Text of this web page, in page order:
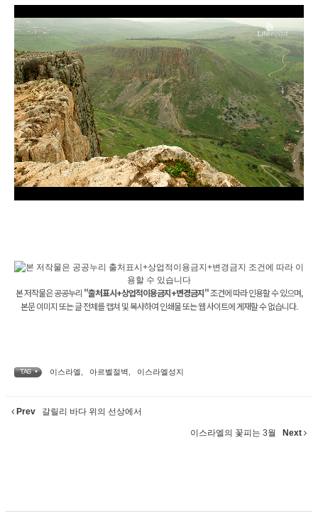
본 저작물은 공공누리 "출처표시+상업적이용금지+변경금지"조건에 따라 인용할 수 있으며,
본문 이미지 또는 글 전체를 캡쳐 및 복사하여 인쇄물 또는 웹 사이트에 게재할 수 없습니다.
TAG • 이스라엘 아르벨절벽 이스라엘성지
Prev 갈릴리 바다 위의 선상에서
이스라엘의 꽃피는 3월 Next